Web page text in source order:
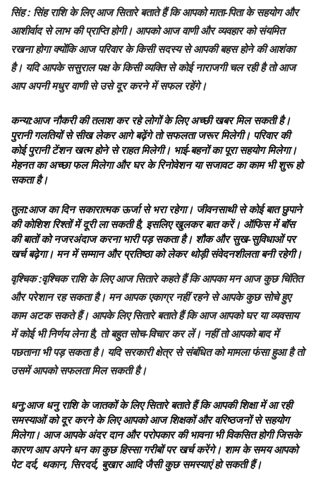
सिंह: सिंह राशि के लिए आज सितारे बताते हैं कि आपको माता-पिता के सहयोग और
आशीर्वाद से लाभ की प्राप्ति होगी। आपको आज वाणी और व्यवहार को संयमित
रखना होगा क्योंकि आज परिवार के किसी सदस्य से आपकी बहस होने की आशंका
है। यदि आपके ससुराल पक्ष के किसी व्यक्ति से कोई नाराजगी चल रही है तो आज
आप अपनी मधुर वाणी से उसे दूर करने में सफल रहेंगे।
कन्या:आज नौकरी की तलाश कर रहे लोगों के लिए अच्छी खबर मिल सकती है।
पुरानी गलतियों से सीख लेकर आगे बढ़ेंगे तो सफलता जरूर मिलेगी। परिवार की
कोई पुरानी टेंशन खत्म होने से राहत मिलेगी। भाई-बहनों का पूरा सहयोग मिलेगा।
मेहनत का अच्छा फल मिलेगा और घर के रिनोवेशन या सजावट का काम भी शुरू हो
सकता है।
तुला:आज का दिन सकारात्मक ऊर्जा से भरा रहेगा। जीवनसाथी से कोई बात छुपाने
की कोशिश रिश्तों में दूरी ला सकती है, इसलिए खुलकर बात करें। ऑफिस में बॉस
की बातों को नजरअंदाज करना भारी पड़ सकता है। शौक और सुख-सुविधाओं पर
खर्च बढ़ेगा। मन में सम्मान और प्रतिष्ठा को लेकर थोड़ी संवेदनशीलता बनी रहेगी।
वृश्चिक:वृश्चिक राशि के लिए आज सितारे कहते हैं कि आपका मन आज कुछ चिंतित
और परेशान रह सकता है। मन आपक एकाग्र नहीं रहने से आपके कुछ सोचे हुए
काम अटक सकते हैं। आपके लिए सितारे बताते हैं कि आज आपको घर या व्यवसाय
में कोई भी निर्णय लेना है, तो बहुत सोच-विचार कर लें। नहीं तो आपको बाद में
पछताना भी पड़ सकता है। यदि सरकारी क्षेत्र से संबंधित को मामला फंसा हुआ है तो
उसमें आपको सफलता मिल सकती है।
धनु:आज धनु राशि के जातकों के लिए सितारे बताते हैं कि आपकी शिक्षा में आ रही
समस्याओं को दूर करने के लिए आपको आज शिक्षकों और वरिष्ठजनों से सहयोग
मिलेगा। आज आपके अंदर दान और परोपकार की भावना भी विकसित होगी जिसके
कारण आप अपने धन का कुछ हिस्सा गरीबों पर खर्च करेंगे। शाम के समय आपको
पेट दर्द, थकान, सिरदर्द, बुखार आदि जैसी कुछ समस्याएं हो सकती हैं।